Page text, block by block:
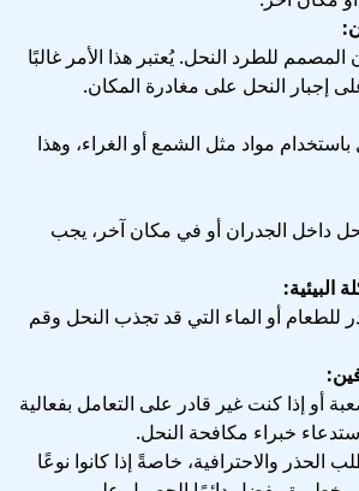
للطرد النحل. يُعتبر هذا الأمر غالبًا
إجبار النحل على مغادرة المكان.
مواد مثل الشمع أو الغراء، وهذا
داخل الجدران أو في مكان آخر، يجب
البيئية:
أو الماء التي قد تجذب النحل وقم
أو إذا كنت غير قادر على التعامل بفعالية
خبراء مكافحة النحل.
الحذر والاحترافية، خاصةً إذا كانوا نوعًا